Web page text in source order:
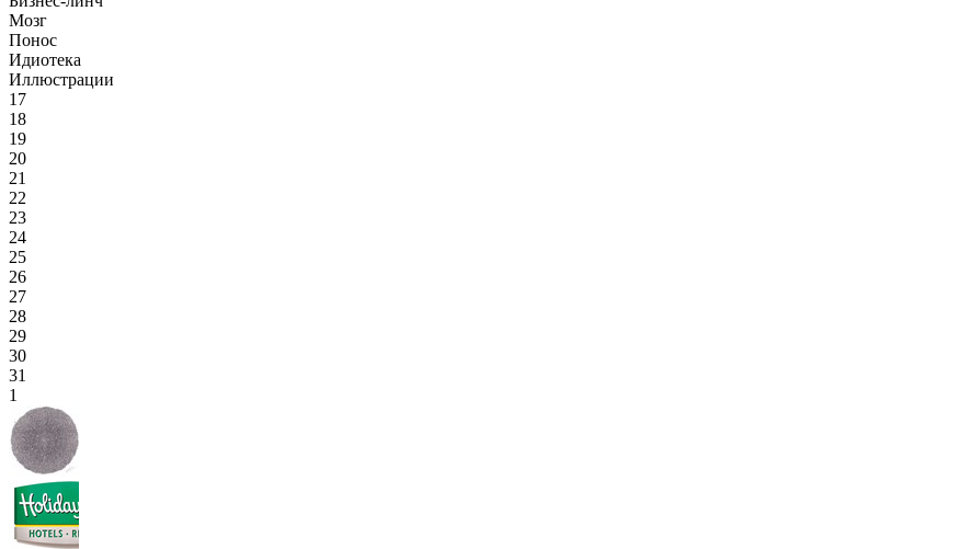
Мозг
Понос
Идиотека
Иллюстрации
17
18
19
20
21
22
23
24
25
26
27
28
29
30
31
1